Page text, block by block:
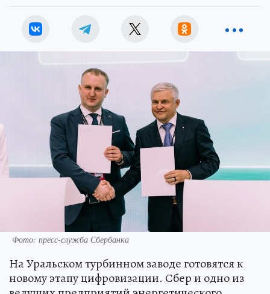
Фото: пресс-служба Сбербанка
На Уральском турбинном заводе готовятся к
новому этапу цифровизации. Сбер и одно из